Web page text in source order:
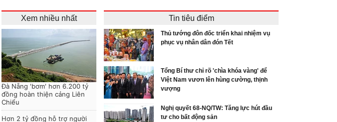
Xem nhiều nhất
Đà Nẵng 'bơm' hơn 6.200 tỷ
đồng hoàn thiện cảng Liên
Chiểu
Hơn 2 tỷ đồng hỗ trợ người
Tin tiêu điểm
Thủ tướng đôn đốc triển khai nhiệm vụ
phục vụ nhân dân đón Tết
Tổng Bí thư chỉ rõ 'chìa khóa vàng' để
Việt Nam vươn lên hùng cường, thịnh
vượng
Nghị quyết 68-NQ/TW: Tăng lực hút đầu
tư cho bất động sản